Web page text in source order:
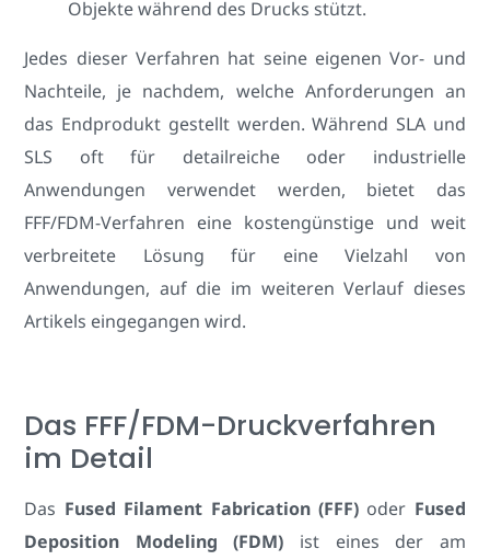
Objekte während des Drucks stützt.
Jedes dieser Verfahren hat seine eigenen Vor- und
Nachteile, je nachdem, welche Anforderungen an
das Endprodukt gestellt werden. Während SLA und
SLS oft für detailreiche oder industrielle
Anwendungen verwendet werden, bietet das
FFF/FDM-Verfahren eine kostengünstige und weit
verbreitete Lösung für eine Vielzahl von
Anwendungen, auf die im weiteren Verlauf dieses
Artikels eingegangen wird.
Das FFF/FDM-Druckverfahren
im Detail
Das Fused Filament Fabrication (FFF)oder Fused
Deposition Modeling (FDM) ist eines der am